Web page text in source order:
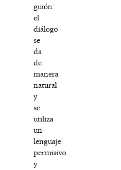
guión:
el
diálogo
se
da
de
manera
natural
y
se
utiliza
un
lenguaje
permisivo
y